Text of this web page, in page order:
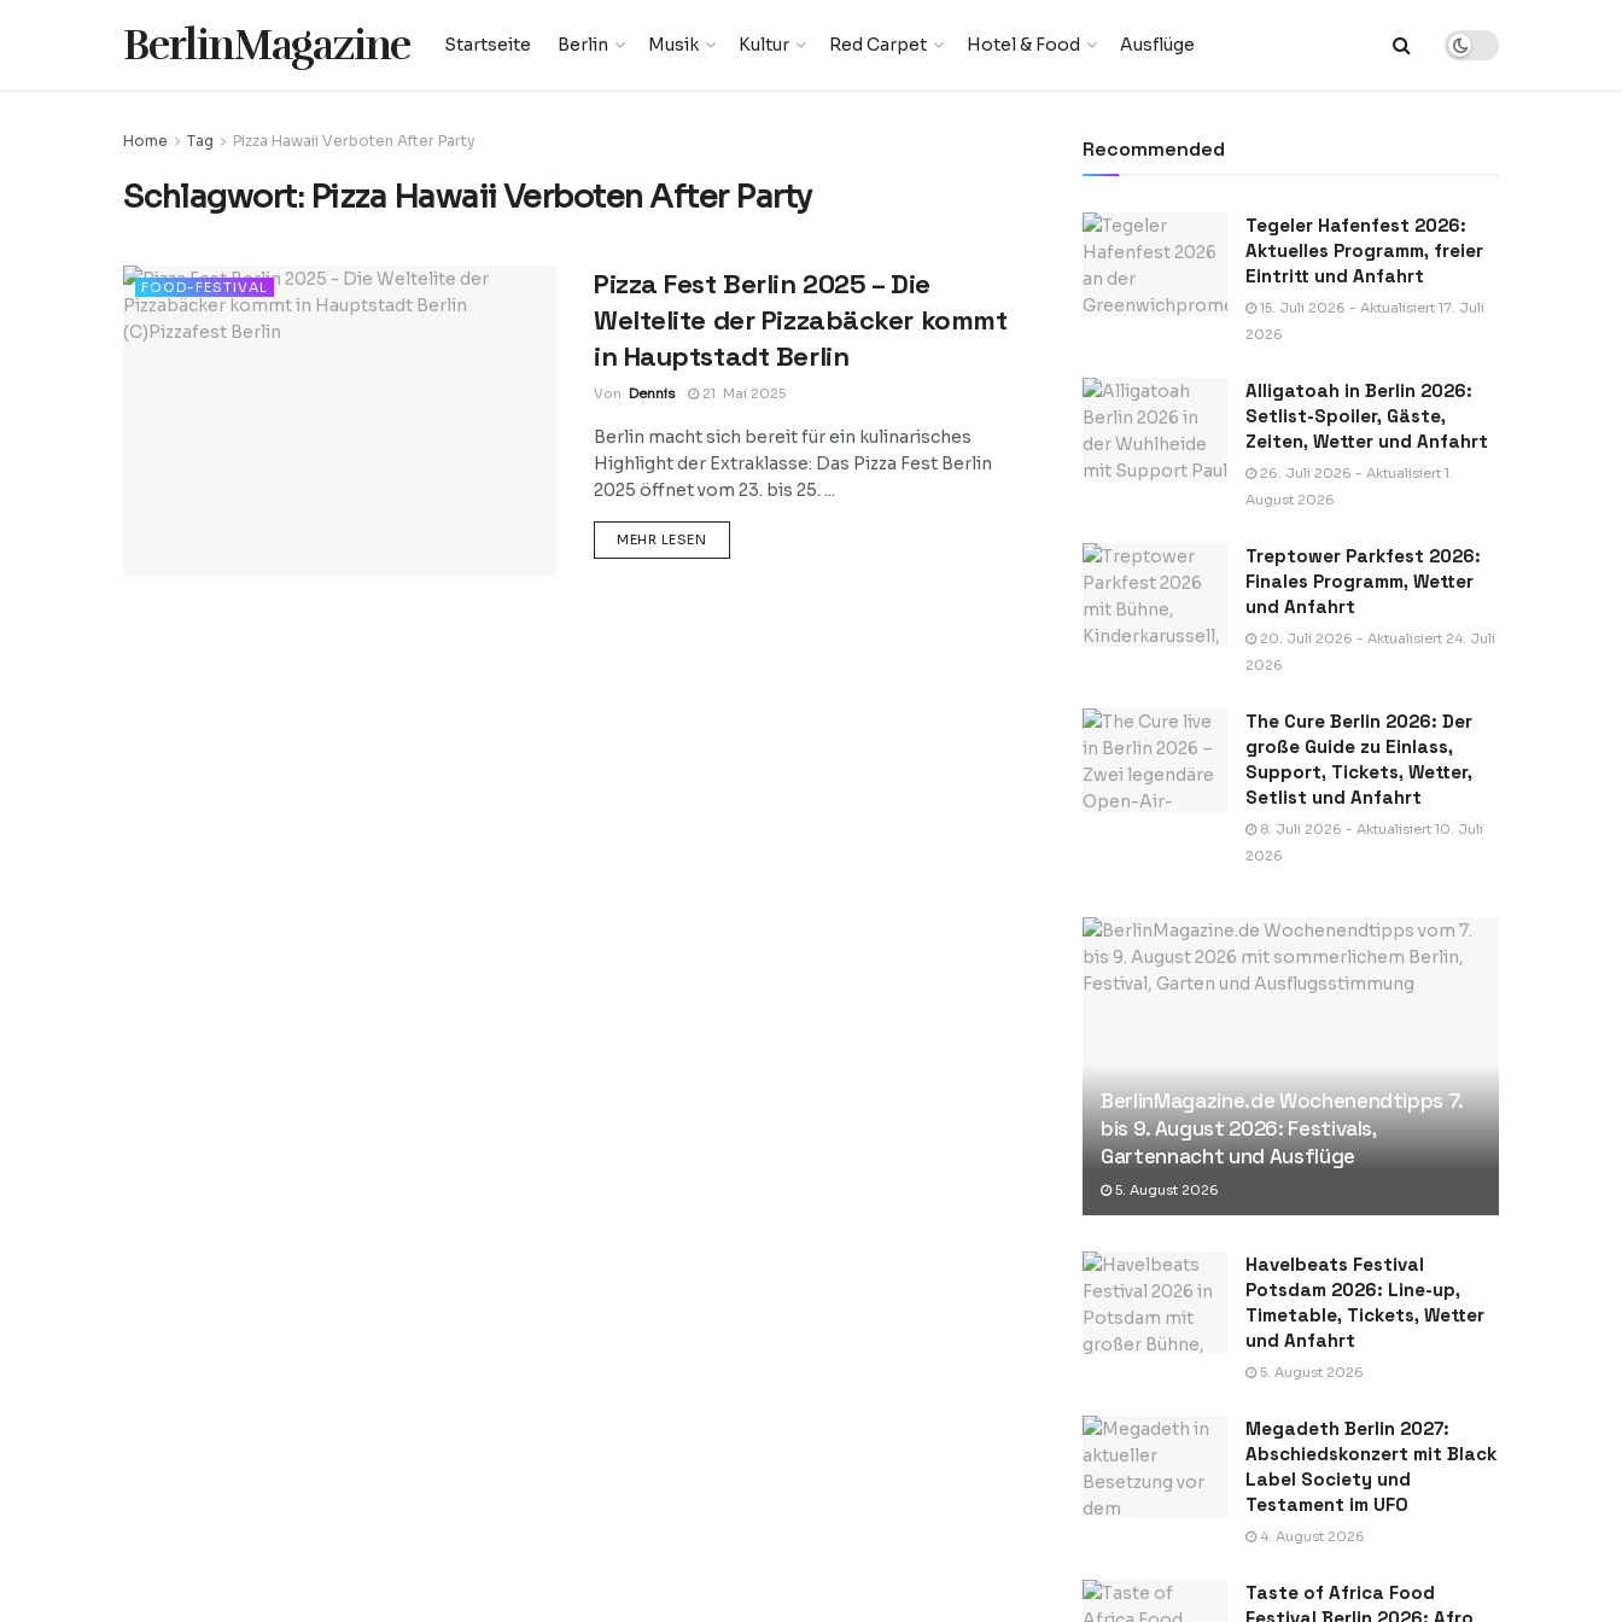
BerlinMagazine Startseite Berlin Musik Kultur Red Carpet Hotel & Food Ausflüge
Home Tag Pizza Hawaii Verboten After Party
Schlagwort: Pizza Hawaii Verboten After Party
FOOD-FESTIVAL
Pizza Fest Berlin 2025 – Die
Weltelite der Pizzabäcker kommt
in Hauptstadt Berlin
Von Dennis 21. Mai 2025
Berlin macht sich bereit für ein kulinarisches
Highlight der Extraklasse: Das Pizza Fest Berlin
2025 öffnet vom 23. bis 25. ...
MEHR LESEN
Recommended
Tegeler Hafenfest 2026:
Aktuelles Programm, freier
Eintritt und Anfahrt
15. Juli 2026 - Aktualisiert 17. Juli
2026
Alligatoah in Berlin 2026:
Setlist-Spoiler, Gäste,
Zeiten, Wetter und Anfahrt
26. Juli 2026 - Aktualisiert 1.
August 2026
Treptower Parkfest 2026:
Finales Programm, Wetter
und Anfahrt
20. Juli 2026 - Aktualisiert 24. Juli
2026
The Cure Berlin 2026: Der
große Guide zu Einlass,
Support, Tickets, Wetter,
Setlist und Anfahrt
8. Juli 2026 - Aktualisiert 10. Juli
2026
BerlinMagazine.de Wochenendtipps 7.
bis 9. August 2026: Festivals,
Gartennacht und Ausflüge
5. August 2026
Havelbeats Festival
Potsdam 2026: Line-up,
Timetable, Tickets, Wetter
und Anfahrt
5. August 2026
Megadeth Berlin 2027:
Abschiedskonzert mit Black
Label Society und
Testament im UFO
4. August 2026
Taste of Africa Food
Festival Berlin 2026: Afro